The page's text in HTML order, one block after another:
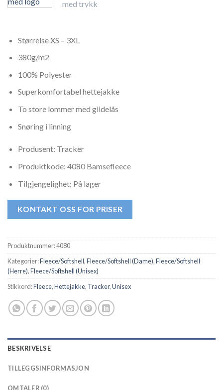
Størrelse XS – 3XL
380g/m2
100% Polyester
Superkomfortabel hettejakke
To store lommer med glidelås
Snøring i linning
Produsent: Tracker
Produktkode: 4080 Bamsefleece
Tilgjengelighet: På lager
KONTAKT OSS FOR PRISER
Produktnummer:4080
Kategorier:Fleece/Softshell,Fleece/Softshell (Dame),Fleece/Softshell
(Herre),Fleece/Softshell (Unisex)
Stikkord:Fleece,Hettejakke, Tracker,Unisex
BESKRIVELSE
TILLEGGSINFORMASJON
OMTALER (0)